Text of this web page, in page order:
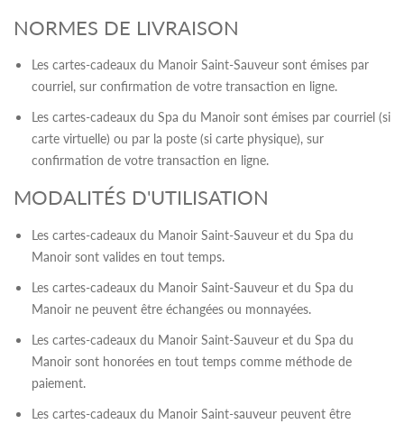
NORMES DE LIVRAISON
Les cartes-cadeaux du Manoir Saint-Sauveur sont émises par
courriel, sur confirmation de votre transaction en ligne.
Les cartes-cadeaux du Spa du Manoir sont émises par courriel (si
carte virtuelle) ou par la poste (si carte physique), sur
confirmation de votre transaction en ligne.
MODALITÉS D'UTILISATION
Les cartes-cadeaux du Manoir Saint-Sauveur et du Spa du
Manoir sont valides en tout temps.
Les cartes-cadeaux du Manoir Saint-Sauveur et du Spa du
Manoir ne peuvent être échangées ou monnayées.
Les cartes-cadeaux du Manoir Saint-Sauveur et du Spa du
Manoir sont honorées en tout temps comme méthode de
paiement.
Les cartes-cadeaux du Manoir Saint-sauveur peuvent être